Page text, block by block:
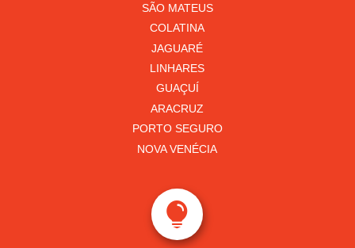
SÃO MATEUS
COLATINA
JAGUARÉ
LINHARES
GUAÇUÍ
ARACRUZ
PORTO SEGURO
NOVA VENÉCIA
